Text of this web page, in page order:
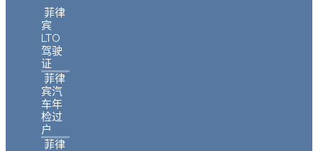
菲律
宾
LTO
驾驶
证
菲律
宾汽
车年
检过
户
菲律